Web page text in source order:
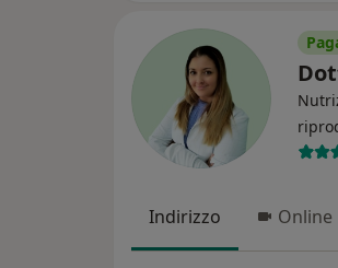
Indirizzo Online